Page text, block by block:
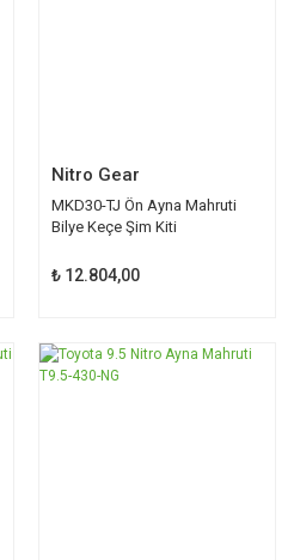
Nitro Gear
MKD30-TJ Ön Ayna Mahruti
Bilye Keçe Şim Kiti
₺ 12.804,00